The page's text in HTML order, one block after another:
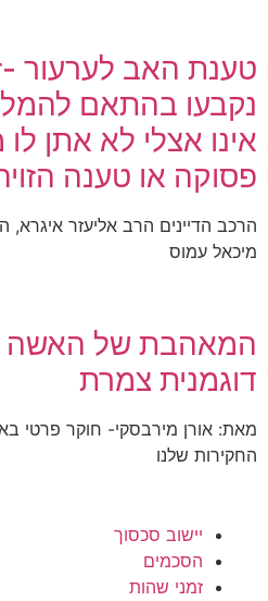
טענת האב לערעור -
נקבעו בהתאם
אינו אצלי לא אתן
פסוקה או טענה
הרכב הדיינים הרב אליעזר
מיכאל עמוס
המאהבת של האשה
דוגמנית צמרת
מאת: אורן מירבסקי- חוקר פרטי
החקירות שלנו
יישוב סכסוך
הסכמים
זמני שהות